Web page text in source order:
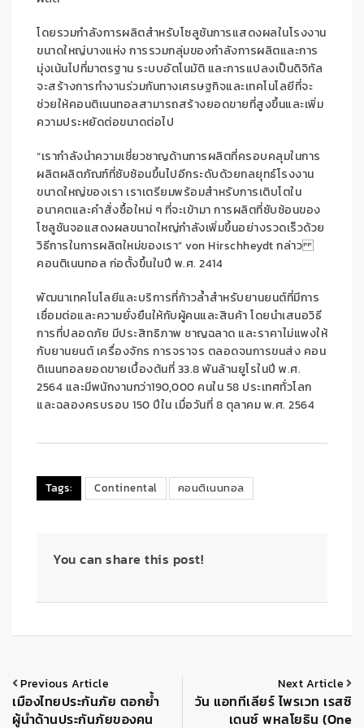
โดยรวมกำลังการผลิตสำหรับโซลูชันการแสดงผลในโรงงาน
ขนาดใหญ่บางแห่ง การรวมกลุ่มของกำลังการผลิตและการ
มุ่งเน้นไปที่มาตรฐาน ระบบอัตโนมัติ และการแปลงเป็นดิจิทัล
จะสร้างการทำงานร่วมกันทางเศรษฐกิจและเทคโนโลยีที่จะ
ช่วยให้คอนติเนนทอลสามารถสร้างยอดขายที่สูงขึ้นและเพิ่ม
ความประหยัดต่อขนาดต่อไป
“เรากำลังนำความเชี่ยวชาญด้านการผลิตที่ครอบคลุมในการ
ผลิตผลิตภัณฑ์ที่ซับซ้อนขึ้นไปอีกระดับด้วยกลยุทธ์โรงงาน
ขนาดใหญ่ของเรา เราเตรียมพร้อมสำหรับการเติบโตใน
อนาคตและคำสั่งซื้อใหม่ ๆ ที่จะเข้ามาการผลิตที่ซับซ้อนของ
โซลูชันจอแสดงผลขนาดใหญ่กำลังเพิ่มขึ้นอย่างรวดเร็วด้วย
วิธีการในการผลิตใหม่ของเรา”von Hirschheydtกล่าว
คอนติเนนทอล ก่อตั้งขึ้นในปี พ.ศ. 2414
พัฒนาเทคโนโลยีและบริการที่ก้าวล้ำสำหรับยานยนต์ที่มีการ
เชื่อมต่อและความยั่งยืนให้กับผู้คนและสินค้า โดยนำเสนอวิธี
การที่ปลอดภัย มีประสิทธิภาพ ชาญฉลาด และราคาไม่แพงให้
กับยานยนต์ เครื่องจักร การจราจร ตลอดจนการขนส่ง คอน
ติเนนทอลยอดขายเบื้องต้นที่ 33.8พันล้านยูโรในปี พ.ศ.
2564 และมีพนักงานกว่า190,000 คนใน58 ประเทศทั่วโลก
และฉลองครบรอบ 150 ปีใน เมื่อวันที่ 8 ตุลาคม พ.ศ. 2564
Tags: Continental คอนติเนนทอล
You can share this post!
Previous Article
เมืองไทยประกันภัย ตอกย้ำ
ผู้นำด้านประกันภัยของคน
Next Article
วัน แอททีเลียร์ ไพรเวท เรสซิ
เดนซ์ พหลโยธิน (One